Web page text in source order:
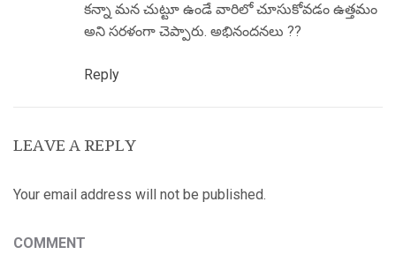
కన్నా మన చుట్టూ ఉండే వారిలో చూసుకోవడం ఉత్తమం
అని సరళంగా చెప్పారు. అభినందనలు ??
Reply
LEAVE A REPLY
Your email address will not be published.
COMMENT